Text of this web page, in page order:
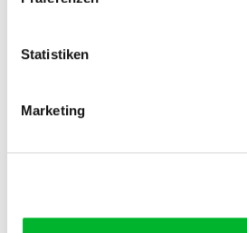
Statistiken
Marketing